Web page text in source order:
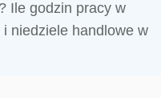
Ile godzin pracy w
niedziele handlowe w